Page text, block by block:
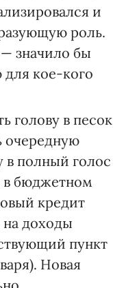
и
роль.
значило бы
кое-кого
голову в песок
очередную
в полный голос
в бюджетном
кредит
на доходы
пункт
Новая